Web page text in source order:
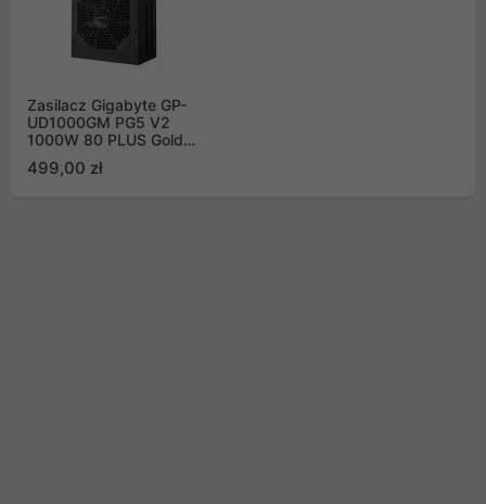
Zasilacz Gigabyte GP-
UD1000GM PG5 V2
1000W 80 PLUS Gold
499,00 zł